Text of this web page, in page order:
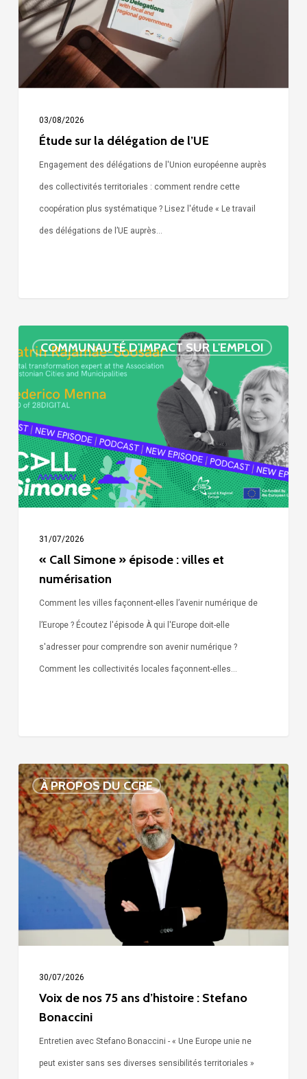
de
l’UE
03/08/2026
Étude sur la délégation de l’UE
Engagement des délégations de l'Union européenne auprès
des collectivités territoriales : comment rendre cette
coopération plus systématique ? Lisez l'étude « Le travail
des délégations de l’UE auprès…
COMMUNAUTÉ D'IMPACT SUR L'EMPLOI
Simone »
épisode
:
villes
et
numérisation
31/07/2026
« Call Simone » épisode : villes et
numérisation
Comment les villes façonnent-elles l’avenir numérique de
l’Europe ? Écoutez l'épisode À qui l'Europe doit-elle
s'adresser pour comprendre son avenir numérique ?
Comment les collectivités locales façonnent-elles…
À PROPOS DU CCRE
Voix
de
nos
75
ans
d’histoire
Stefano
Bonaccini
30/07/2026
Voix de nos 75 ans d’histoire : Stefano
Bonaccini
Entretien avec Stefano Bonaccini - « Une Europe unie ne
peut exister sans ses diverses sensibilités territoriales »